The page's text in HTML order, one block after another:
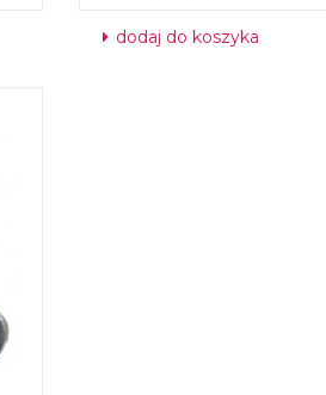
dodaj do koszyka